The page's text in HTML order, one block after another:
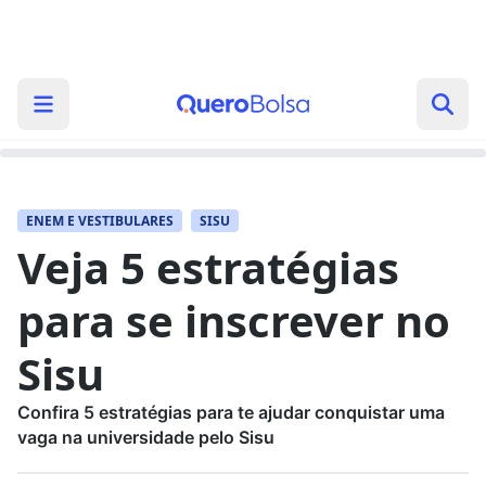
ENEM E VESTIBULARES SISU
Veja 5 estratégias
para se inscrever no
Sisu
Confira 5 estratégias para te ajudar conquistar uma
vaga na universidade pelo Sisu